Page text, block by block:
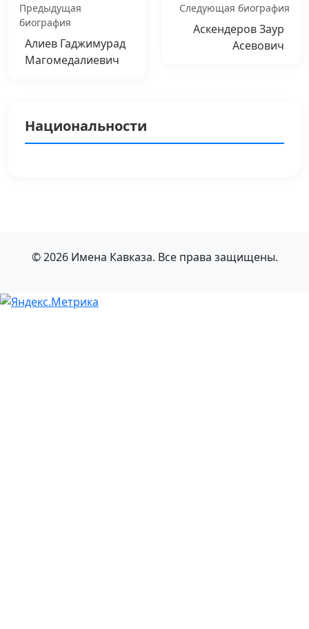
Предыдущая
биография
Алиев Гаджимурад
Магомедалиевич
Следующая биография
Аскендеров Заур
Асевович
Национальности
© 2026 Имена Кавказа. Все права защищены.